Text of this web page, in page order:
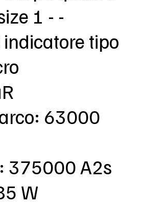
1 - -
tipo
63000
375000 A2s
W